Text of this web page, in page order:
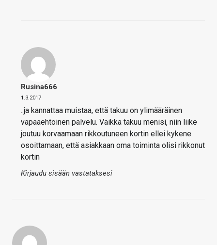
Rusina666
1.3.2017
..ja kannattaa muistaa, että takuu on ylimääräinen
vapaaehtoinen palvelu. Vaikka takuu menisi, niin liike
joutuu korvaamaan rikkoutuneen kortin ellei kykene
osoittamaan, että asiakkaan oma toiminta olisi rikkonut
kortin
Kirjaudu sisään vastataksesi